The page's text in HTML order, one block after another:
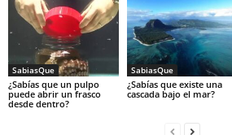
SabiasQue
¿Sabías que un pulpo
puede abrir un frasco
desde dentro?
SabiasQue
¿Sabías que existe una
cascada bajo el mar?